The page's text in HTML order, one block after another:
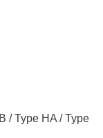
/ Type HA / Type